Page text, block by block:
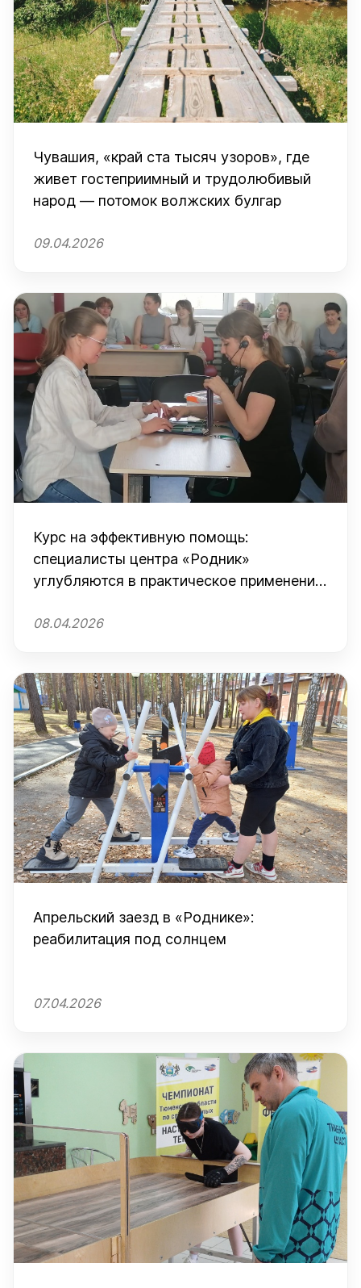
Чувашия, «край ста тысяч узоров», где
живет гостеприимный и трудолюбивый
народ — потомок волжских булгар
09.04.2026
Курс на эффективную помощь:
специалисты центра «Родник»
углубляются в практическое применение
08.04.2026
Апрельский заезд в «Роднике»:
реабилитация под солнцем
07.04.2026